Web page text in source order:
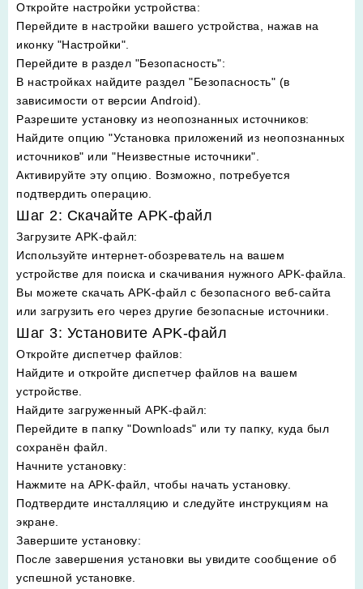
Откройте настройки устройства:
Перейдите в настройки вашего устройства, нажав на
иконку "Настройки".
Перейдите в раздел "Безопасность":
В настройках найдите раздел "Безопасность" (в
зависимости от версии Android).
Разрешите установку из неопознанных источников:
Найдите опцию "Установка приложений из неопознанных
источников" или "Неизвестные источники".
Активируйте эту опцию. Возможно, потребуется
подтвердить операцию.
Шаг 2: Скачайте APK-файл
Загрузите APK-файл:
Используйте интернет-обозреватель на вашем
устройстве для поиска и скачивания нужного APK-файла.
Вы можете скачать APK-файл с безопасного веб-сайта
или загрузить его через другие безопасные источники.
Шаг 3: Установите APK-файл
Откройте диспетчер файлов:
Найдите и откройте диспетчер файлов на вашем
устройстве.
Найдите загруженный APK-файл:
Перейдите в папку "Downloads" или ту папку, куда был
сохранён файл.
Начните установку:
Нажмите на APK-файл, чтобы начать установку.
Подтвердите инсталляцию и следуйте инструкциям на
экране.
Завершите установку:
После завершения установки вы увидите сообщение об
успешной установке.